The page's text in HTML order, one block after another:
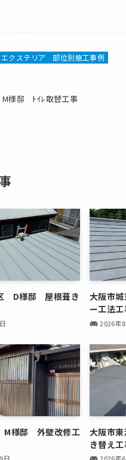
エクステリア 部位別施工事例
様邸 ﾄｲﾚ取替工事
D様邸 屋根葺き
大阪市
ー工法
2026年
様邸 外壁改修工
大阪市
き替え